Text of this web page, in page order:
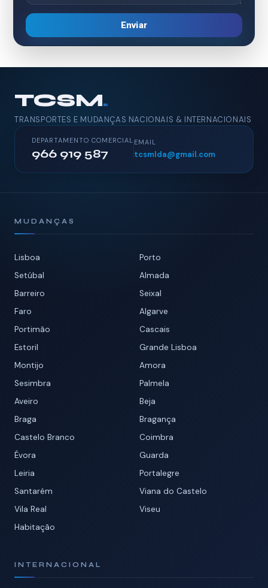
Enviar
TCSM.
TRANSPORTES E MUDANÇAS NACIONAIS & INTERNACIONAIS
DEPARTAMENTO COMERCIAL
966 919 587
EMAIL
tcsmlda@gmail.com
MUDANÇAS
Lisboa
Porto
Setúbal
Almada
Barreiro
Seixal
Faro
Algarve
Portimão
Cascais
Estoril
Grande Lisboa
Montijo
Amora
Sesimbra
Palmela
Aveiro
Beja
Braga
Bragança
Castelo Branco
Coimbra
Évora
Guarda
Leiria
Portalegre
Santarém
Viana do Castelo
Vila Real
Viseu
Habitação
INTERNACIONAL